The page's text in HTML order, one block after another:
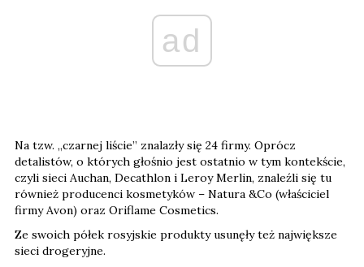
ad
Na tzw. „czarnej liście” znalazły się 24 firmy. Oprócz
detalistów, o których głośnio jest ostatnio w tym kontekście,
czyli sieci Auchan, Decathlon i Leroy Merlin, znaleźli się tu
również producenci kosmetyków – Natura &Co (właściciel
firmy Avon) oraz Oriflame Cosmetics.
Ze swoich półek rosyjskie produkty usunęły też największe
sieci drogeryjne.